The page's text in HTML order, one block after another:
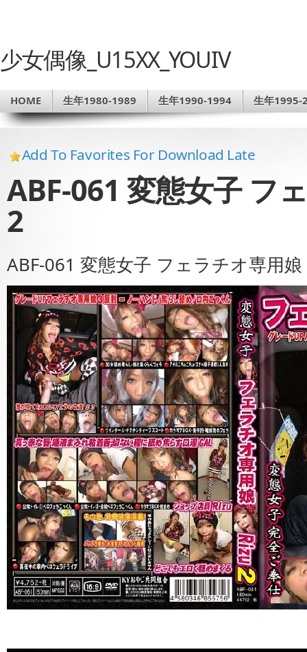
少女偶像_U15XX_YOUIV
HOME 生年1980-1989 生年1990-1994 生年1995-
Add To Favorites For Download Late
ABF-061 変態女子 フ
2
ABF-061 変態女子 フェラチオ専用